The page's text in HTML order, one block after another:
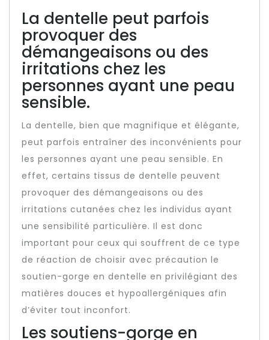
La dentelle peut parfois
provoquer des
démangeaisons ou des
irritations chez les
personnes ayant une peau
sensible.
La dentelle, bien que magnifique et élégante,
peut parfois entraîner des inconvénients pour
les personnes ayant une peau sensible. En
effet, certains tissus de dentelle peuvent
provoquer des démangeaisons ou des
irritations cutanées chez les individus ayant
une sensibilité particulière. Il est donc
important pour ceux qui souffrent de ce type
de réaction de choisir avec précaution le
soutien-gorge en dentelle en privilégiant des
matières douces et hypoallergéniques afin
d’éviter tout inconfort.
Les soutiens-gorge en